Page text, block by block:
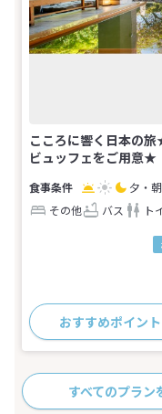
こころに響く日本の
ビュッフェをご用意★
夕・
その他
バス ト
おすすめポイント
すべてのプラン